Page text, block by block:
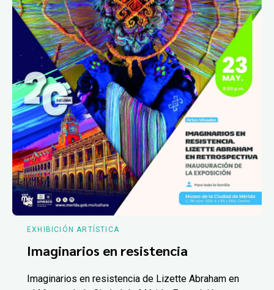
EXHIBICIÓN ARTÍSTICA
Imaginarios en resistencia
Imaginarios en resistencia de Lizette Abraham en